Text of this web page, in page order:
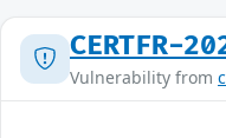
CERTFR-
Vulnerability from